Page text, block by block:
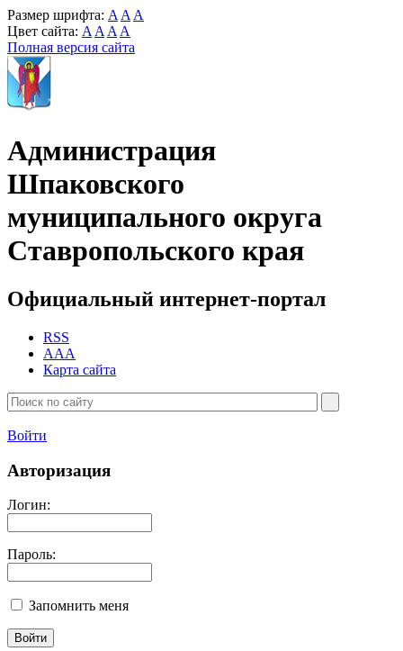
Размер шрифта: A A A
Цвет сайта: A A A A
Полная версия сайта
Администрация
Шпаковского
муниципального округа
Ставропольского края
Официальный интернет-портал
RSS
AAA
Карта сайта
Войти
Авторизация
Логин:
Пароль:
Запомнить меня